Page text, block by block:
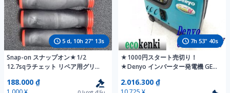
5 d, 10h 27" 11s
Snap-on スナップオン★1/2
12.7sqラチェット リペア用グリッ
品 ソフトグリップ レッド
188.000 ₫
7h 53" 38s
★1000円スタート売切り！
★Denyo インバーター発電機 GE-
★レジャー★中古★T882
2.016.300 ₫